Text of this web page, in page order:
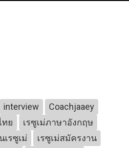
interview
Coachjaaey
ทย
เรซูเม่ภาษาอังกฤษ
เรซูเม่
เรซูเม่สมัครงาน